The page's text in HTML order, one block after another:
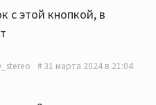
с этой кнопкой, в
31 марта 2024 в 21:04